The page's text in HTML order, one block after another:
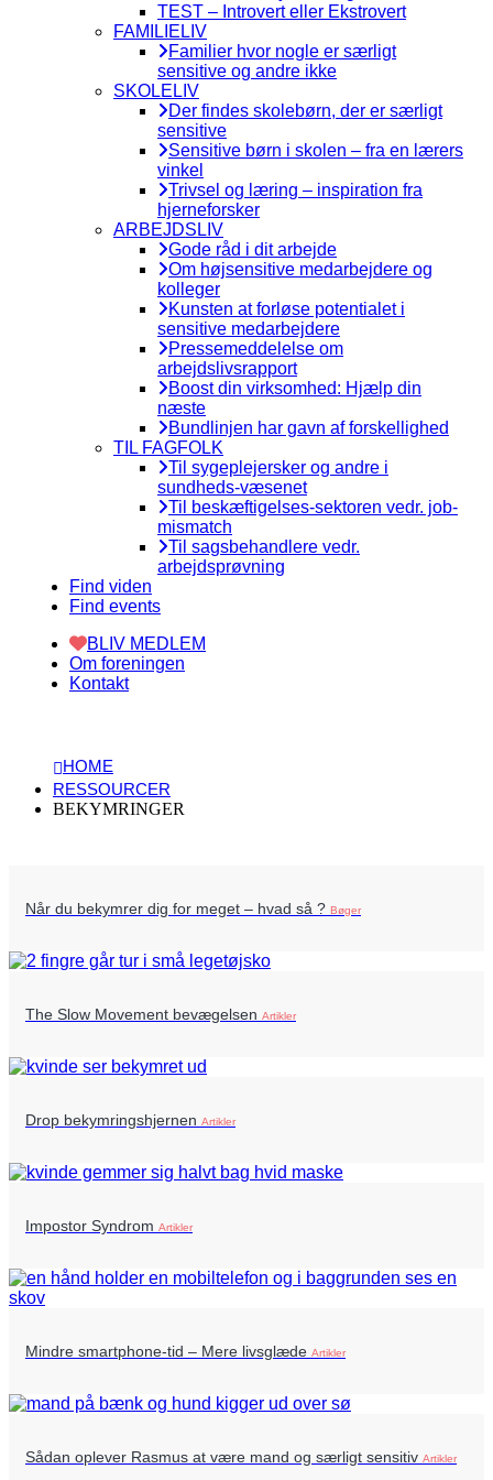
TEST – Introvert eller Ekstrovert
FAMILIELIV
Familier hvor nogle er særligt
sensitive og andre ikke
SKOLELIV
Der findes skolebørn, der er særligt
sensitive
Sensitive børn i skolen – fra en lærers
vinkel
Trivsel og læring – inspiration fra
hjerneforsker
ARBEJDSLIV
Gode råd i dit arbejde
Om højsensitive medarbejdere og
kolleger
Kunsten at forløse potentialet i
sensitive medarbejdere
Pressemeddelelse om
arbejdslivsrapport
Boost din virksomhed: Hjælp din
næste
Bundlinjen har gavn af forskellighed
TIL FAGFOLK
Til sygeplejersker og andre i
sundheds-væsenet
Til beskæftigelses-sektoren vedr. job-
mismatch
Til sagsbehandlere vedr.
arbejdsprøvning
Find viden
Find events
BLIV MEDLEM
Om foreningen
Kontakt
HOME
RESSOURCER
BEKYMRINGER
Når du bekymrer dig for meget – hvad så ? Bøger
The Slow Movement bevægelsen Artikler
Drop bekymringshjernen Artikler
Impostor Syndrom Artikler
Mindre smartphone-tid – Mere livsglæde Artikler
Sådan oplever Rasmus at være mand og særligt sensitiv Artikler